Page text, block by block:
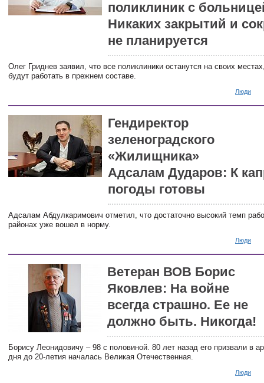
поликлиник с
Никаких закрытий и
не планируется
Олег Гриднев заявил, что все поликлиники останутся на своих
будут работать в прежнем составе.
Люди
Гендиректор
зеленоградского
«Жилищника»
Адсалам Дударов: К
погоды готовы
Адсалам Абдулкаримович отметил, что достаточно высокий темп
районах уже вошел в норму.
Люди
Ветеран ВОВ Борис
Яковлев: На войне
всегда страшно. Ее не
должно быть. Никогда!
Борису Леонидовичу – 98 с половиной. 80 лет назад его призвали в
дня до 20-летия началась Великая Отечественная.
Люди